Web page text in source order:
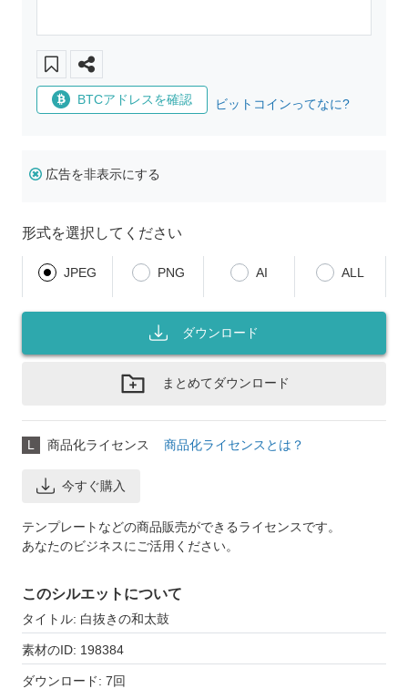
BTCアドレスを確認 ビットコインってなに?
広告を非表示にする
形式を選択してください
JPEG PNG AI ALL
ダウンロード
まとめてダウンロード
L 商品化ライセンス 商品化ライセンスとは？
今すぐ購入
テンプレートなどの商品販売ができるライセンスです。
あなたのビジネスにご活用ください。
このシルエットについて
タイトル: 白抜きの和太鼓
素材のID: 198384
ダウンロード: 7回